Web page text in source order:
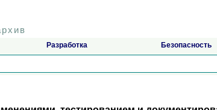
Разработка Безопасность